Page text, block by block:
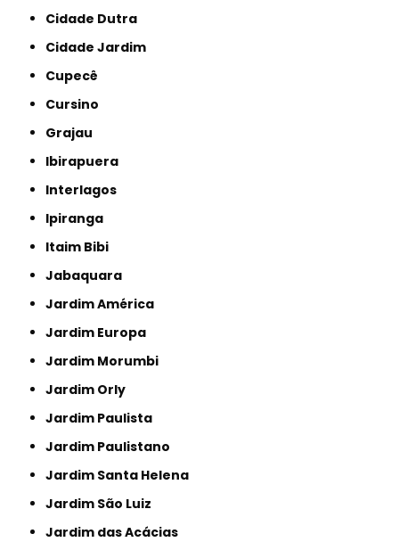
Cidade Dutra
Cidade Jardim
Cupecê
Cursino
Grajau
Ibirapuera
Interlagos
Ipiranga
Itaim Bibi
Jabaquara
Jardim América
Jardim Europa
Jardim Morumbi
Jardim Orly
Jardim Paulista
Jardim Paulistano
Jardim Santa Helena
Jardim São Luiz
Jardim das Acácias